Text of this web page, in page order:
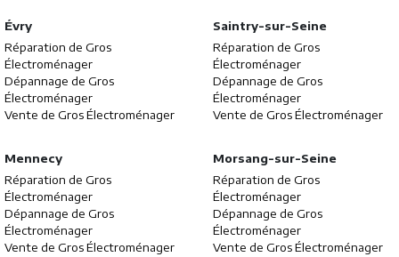
Évry
Réparation de Gros
Électroménager
Dépannage de Gros
Électroménager
Vente de Gros Électroménager
Saintry-sur-Seine
Réparation de Gros
Électroménager
Dépannage de Gros
Électroménager
Vente de Gros Électroménager
Mennecy
Réparation de Gros
Électroménager
Dépannage de Gros
Électroménager
Vente de Gros Électroménager
Morsang-sur-Seine
Réparation de Gros
Électroménager
Dépannage de Gros
Électroménager
Vente de Gros Électroménager